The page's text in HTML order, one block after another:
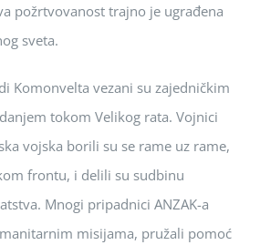
požrtvovanost trajno je ugrađena
sveta.
Komonvelta vezani su zajedničkim
tokom Velikog rata. Vojnici
vojska borili su se rame uz rame,
frontu, i delili su sudbinu
Mnogi pripadnici ANZAK-a
misijama, pružali pomoć